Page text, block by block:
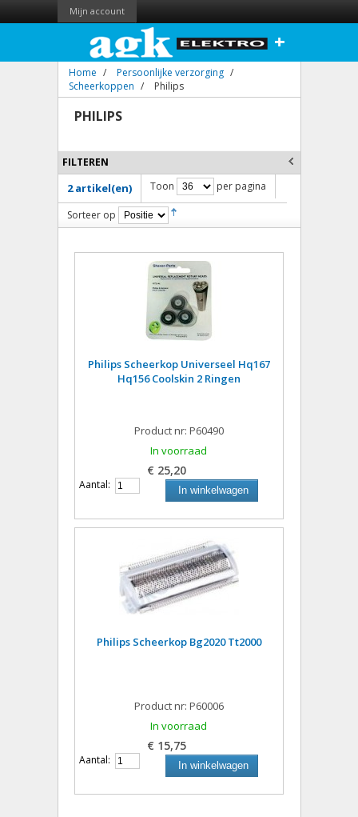
Mijn account
+
Home / Persoonlijke verzorging /
Scheerkoppen / Philips
PHILIPS
FILTEREN
2 artikel(en) Toon per pagina
Sorteer op
Philips Scheerkop Universeel Hq167
Hq156 Coolskin 2 Ringen
Product nr: P60490
In voorraad
€ 25,20
Aantal: In winkelwagen
Philips Scheerkop Bg2020 Tt2000
Product nr: P60006
In voorraad
€ 15,75
Aantal: In winkelwagen